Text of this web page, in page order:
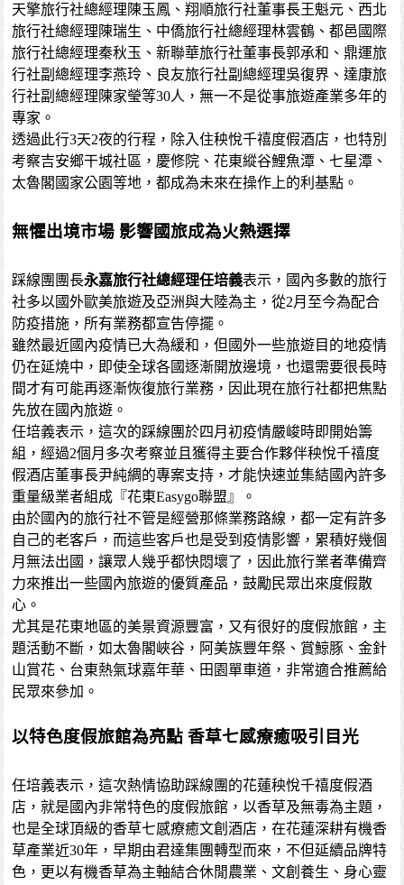
天擎旅行社總經理陳玉鳳、翔順旅行社董事長王魁元、西北
旅行社總經理陳瑞生、中僑旅行社總經理林雲鶴、都邑國際
旅行社總經理秦秋玉、新聯華旅行社董事長郭承和、鼎運旅
行社副總經理李燕玲、良友旅行社副總經理吳復界、達康旅
行社副總經理陳家瑩等30人，無一不是從事旅遊產業多年的
專家。
透過此行3天2夜的行程，除入住秧悅千禧度假酒店，也特別
考察吉安鄉干城社區，慶修院、花東縱谷鯉魚潭、七星潭、
太魯閣國家公園等地，都成為未來在操作上的利基點。
無懼出境市場 影響國旅成為火熱選擇
踩線團團長永嘉旅行社總經理任培義表示，國內多數的旅行
社多以國外歐美旅遊及亞洲與大陸為主，從2月至今為配合
防疫措施，所有業務都宣告停擺。
雖然最近國內疫情已大為緩和，但國外一些旅遊目的地疫情
仍在延燒中，即使全球各國逐漸開放邊境，也還需要很長時
間才有可能再逐漸恢復旅行業務，因此現在旅行社都把焦點
先放在國內旅遊。
任培義表示，這次的踩線團於四月初疫情嚴峻時即開始籌
組，經過2個月多次考察並且獲得主要合作夥伴秧悅千禧度
假酒店董事長尹純綢的專案支持，才能快速並集結國內許多
重量級業者組成『花東Easygo聯盟』。
由於國內的旅行社不管是經營那條業務路線，都一定有許多
自己的老客戶，而這些客戶也是受到疫情影響，累積好幾個
月無法出國，讓眾人幾乎都快悶壞了，因此旅行業者準備齊
力來推出一些國內旅遊的優質產品，鼓勵民眾出來度假散
心。
尤其是花東地區的美景資源豐富，又有很好的度假旅館，主
題活動不斷，如太魯閣峽谷，阿美族豐年祭、賞鯨豚、金針
山賞花、台東熱氣球嘉年華、田園單車道，非常適合推薦給
民眾來參加。
以特色度假旅館為亮點 香草七感療癒吸引目光
任培義表示，這次熱情協助踩線團的花蓮秧悅千禧度假酒
店，就是國內非常特色的度假旅館，以香草及無毒為主題，
也是全球頂級的香草七感療癒文創酒店，在花蓮深耕有機香
草產業近30年，早期由君達集團轉型而來，不但延續品牌特
色，更以有機香草為主軸結合休閒農業、文創養生、身心靈